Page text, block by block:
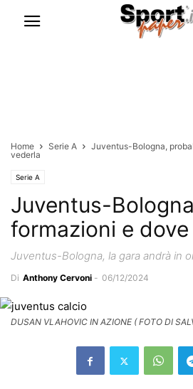
Home Serie A
Juventus-Bologna,
vederla
Serie A
Juventus-
formazioni e
Juventus-Bologna, la gara andrà in
Di Anthony Cervoni - 06/12/2024
DUSAN VLAHOVIC IN AZIONE ( FOTO DI